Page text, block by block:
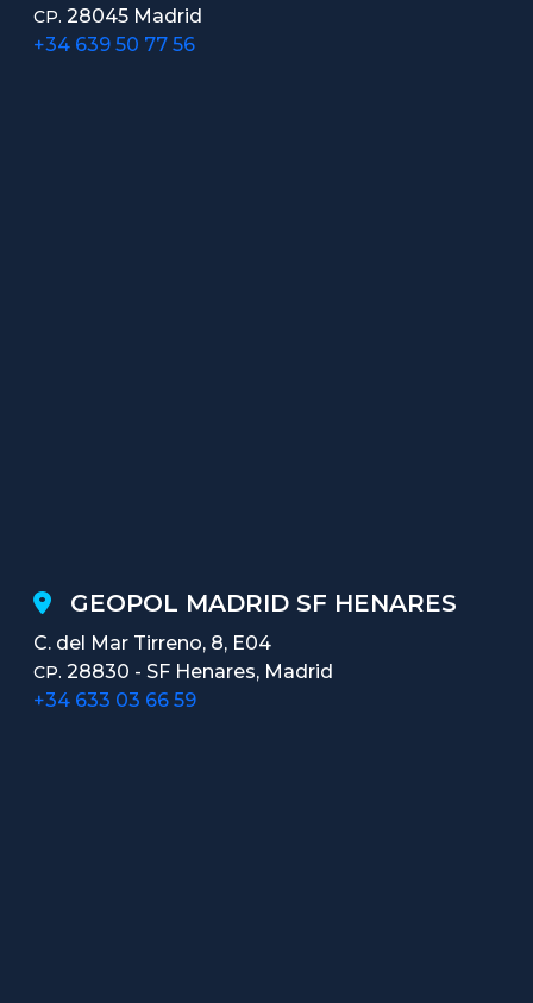
CP. 28045 Madrid
+34 639 50 77 56
GEOPOL MADRID SF HENARES
C. del Mar Tirreno, 8, E04
CP. 28830 - SF Henares, Madrid
+34 633 03 66 59